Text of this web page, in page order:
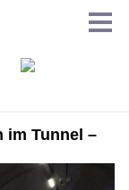
im Tunnel –